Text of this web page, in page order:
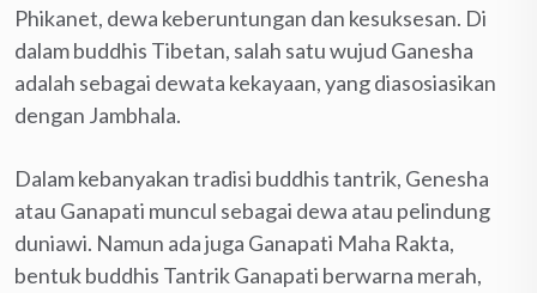
Phikanet, dewa keberuntungan dan kesuksesan. Di
dalam buddhis Tibetan, salah satu wujud Ganesha
adalah sebagai dewata kekayaan, yang diasosiasikan
dengan Jambhala.
Dalam kebanyakan tradisi buddhis tantrik, Genesha
atau Ganapati muncul sebagai dewa atau pelindung
duniawi. Namun ada juga Ganapati Maha Rakta,
bentuk buddhis Tantrik Ganapati berwarna merah,